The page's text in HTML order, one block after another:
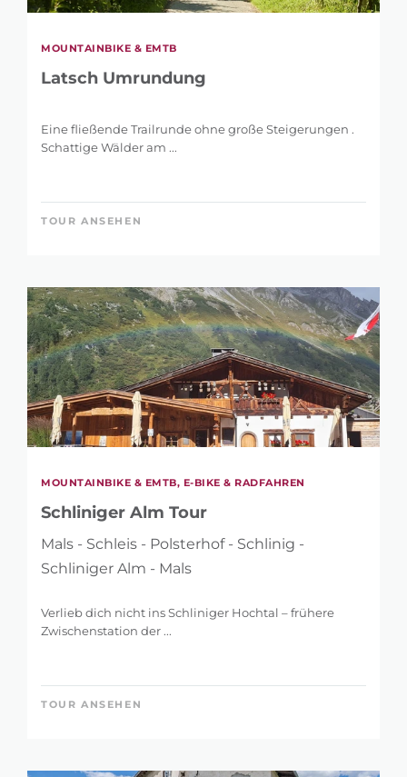
MOUNTAINBIKE & EMTB
Latsch Umrundung
Eine fließende Trailrunde ohne große Steigerungen .
Schattige Wälder am ...
TOUR ANSEHEN
MOUNTAINBIKE & EMTB, E-BIKE & RADFAHREN
Schliniger Alm Tour
Mals - Schleis - Polsterhof - Schlinig -
Schliniger Alm - Mals
Verlieb dich nicht ins Schliniger Hochtal – frühere
Zwischenstation der ...
TOUR ANSEHEN